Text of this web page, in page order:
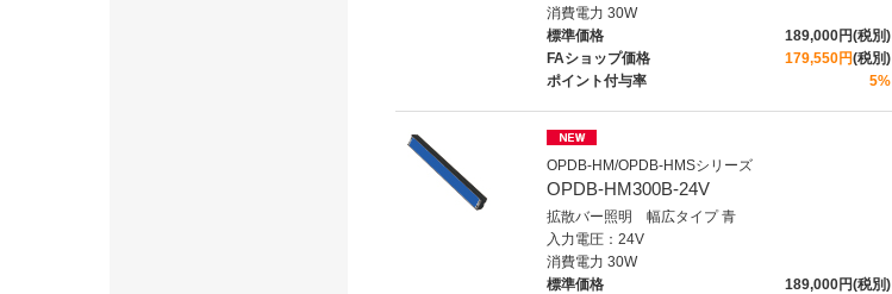
消費電力 30W
標準価格
189,000円(税別)
FAショップ価格
179,550円(税別)
ポイント付与率
5%
OPDB-HM/OPDB-HMSシリーズ
OPDB-HM300B-24V
拡散バー照明 幅広タイプ 青
入力電圧：24V
消費電力 30W
標準価格
189,000円(税別)